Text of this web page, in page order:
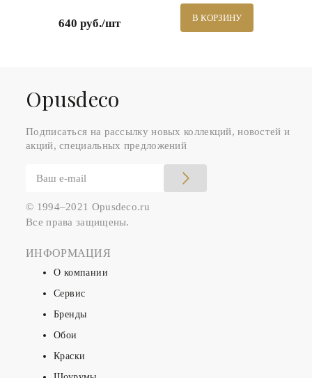
640 руб./шт В КОРЗИНУ
Оpusdeco
Подписаться на рассылку новых коллекций, новостей и
акций, специальных предложений
© 1994–2021 Opusdeco.ru
Все права защищены.
ИНФОРМАЦИЯ
О компании
Сервис
Бренды
Обои
Краски